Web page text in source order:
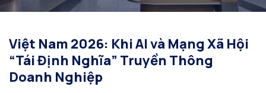
Việt Nam 2026: Khi AI và Mạng Xã Hội
“Tái Định Nghĩa” Truyền Thông
Doanh Nghiệp